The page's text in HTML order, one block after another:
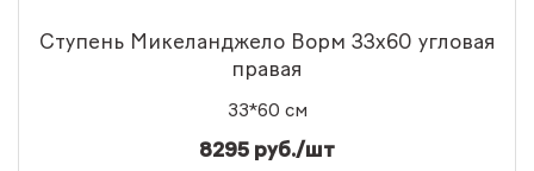
Ступень Микеланджело Ворм 33x60 угловая
правая
33*60 см
8295 руб./шт